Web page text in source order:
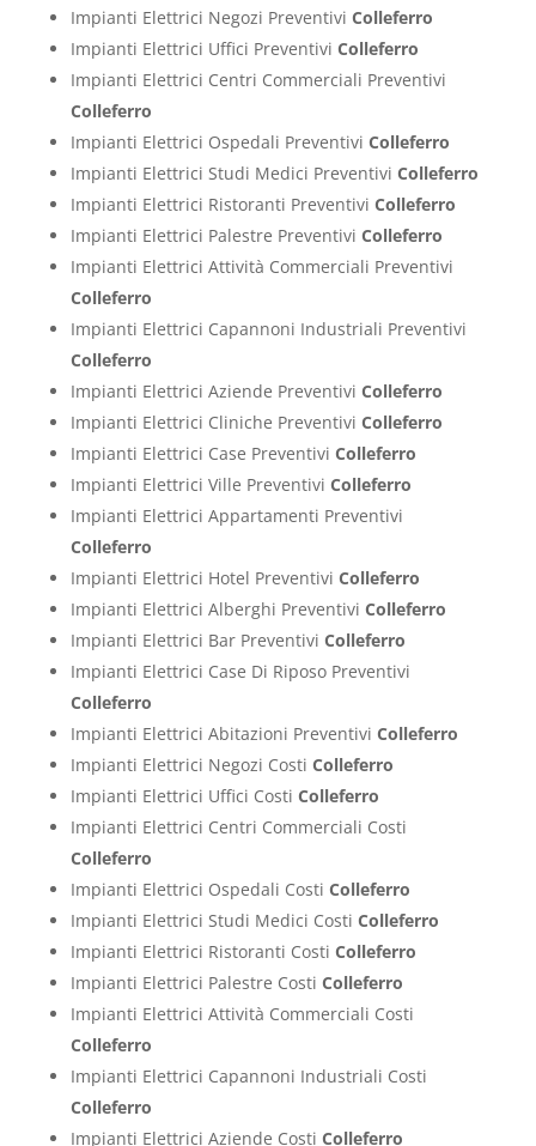
Impianti Elettrici Negozi Preventivi Colleferro
Impianti Elettrici Uffici Preventivi Colleferro
Impianti Elettrici Centri Commerciali Preventivi
Colleferro
Impianti Elettrici Ospedali Preventivi Colleferro
Impianti Elettrici Studi Medici Preventivi Colleferro
Impianti Elettrici Ristoranti Preventivi Colleferro
Impianti Elettrici Palestre Preventivi Colleferro
Impianti Elettrici Attività Commerciali Preventivi
Colleferro
Impianti Elettrici Capannoni Industriali Preventivi
Colleferro
Impianti Elettrici Aziende Preventivi Colleferro
Impianti Elettrici Cliniche Preventivi Colleferro
Impianti Elettrici Case Preventivi Colleferro
Impianti Elettrici Ville Preventivi Colleferro
Impianti Elettrici Appartamenti Preventivi
Colleferro
Impianti Elettrici Hotel Preventivi Colleferro
Impianti Elettrici Alberghi Preventivi Colleferro
Impianti Elettrici Bar Preventivi Colleferro
Impianti Elettrici Case Di Riposo Preventivi
Colleferro
Impianti Elettrici Abitazioni Preventivi Colleferro
Impianti Elettrici Negozi Costi Colleferro
Impianti Elettrici Uffici Costi Colleferro
Impianti Elettrici Centri Commerciali Costi
Colleferro
Impianti Elettrici Ospedali Costi Colleferro
Impianti Elettrici Studi Medici Costi Colleferro
Impianti Elettrici Ristoranti Costi Colleferro
Impianti Elettrici Palestre Costi Colleferro
Impianti Elettrici Attività Commerciali Costi
Colleferro
Impianti Elettrici Capannoni Industriali Costi
Colleferro
Impianti Elettrici Aziende Costi Colleferro